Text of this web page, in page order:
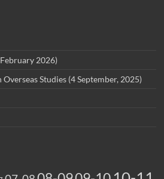
2026)
Studies (4 September, 2025)